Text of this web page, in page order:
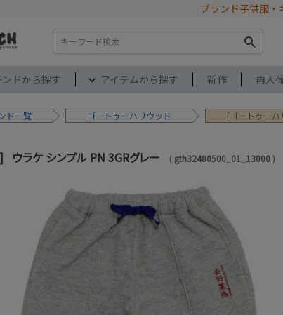
ブランド子供服
ンドから探す アイテムから探す 新作 再入
ド ゴートゥーハリウッド [ゴートゥーハ
ウラケ シンプル PN 3GRグレー gth32480500_01_13000